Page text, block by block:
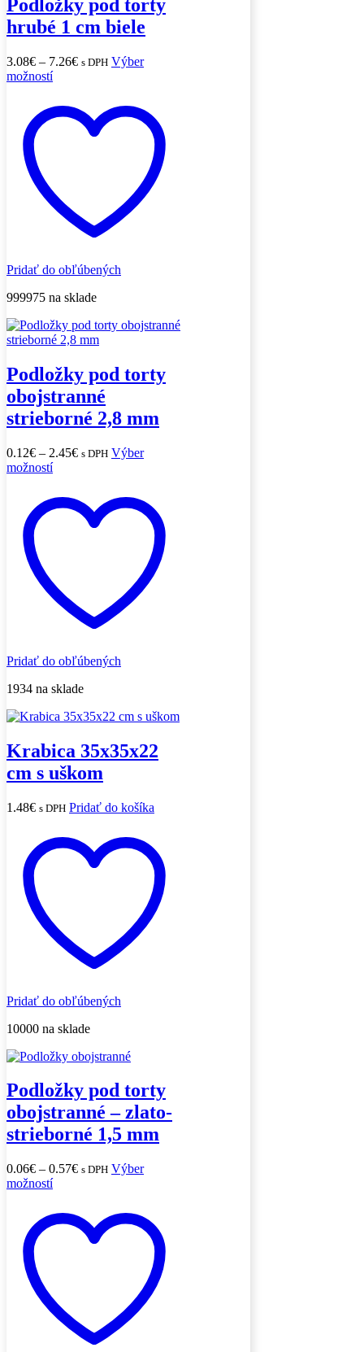
Podložky pod torty
hrubé 1 cm biele
3.08€ – 7.26€Price
through
7.26€
s DPH Výber
možnostíTento
má
viacero
variantov.
vybrať
na
stránke
produktu.
Pridať do obľúbených
999975 na sklade
Podložky pod torty
obojstranné
strieborné 2,8 mm
0.12€ – 2.45€Price
through
2.45€
s DPH Výber
možnostíTento
má
viacero
variantov.
vybrať
na
stránke
produktu.
Pridať do obľúbených
1934 na sklade
Krabica 35x35x22
cm s uškom
1.48€ s DPH Pridať do košíka
Pridať do obľúbených
10000 na sklade
Podložky pod torty
obojstranné – zlato-
strieborné 1,5 mm
0.06€ – 0.57€Price
through
0.57€
s DPH Výber
možnostíTento
má
viacero
variantov.
vybrať
na
stránke
produktu.